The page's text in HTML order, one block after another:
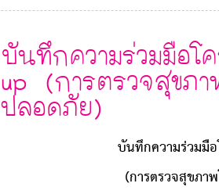
บันทึกความร่วมมือโ
up (การตรวจสุขภา
ปลอดภัย)
บันทึกความร่วมมื
(การตรวจสุขภา